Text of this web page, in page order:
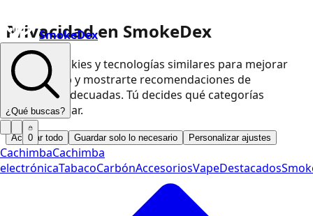
Privacidad en SmokeDex
Usamos cookies y tecnologías similares para mejorar
nuestra web y mostrarte recomendaciones de
productos adecuadas. Tú decides qué categorías
podemos usar.
Aceptar todo Guardar solo lo necesario Personalizar ajustes
SmokeDex
¿Qué buscas?
0
CachimbaCachimba
electrónicaTabacoCarbónAccesoriosVapeDestacados